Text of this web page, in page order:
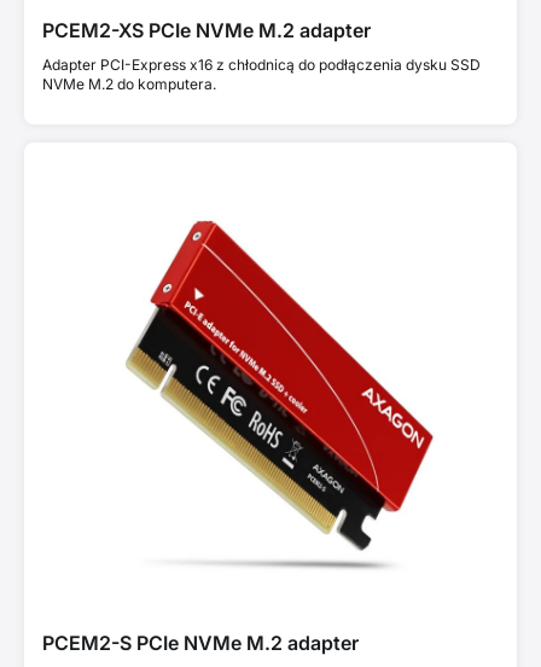
PCEM2-XS PCIe NVMe M.2 adapter
Adapter PCI-Express x16 z chłodnicą do podłączenia dysku SSD
NVMe M.2 do komputera.
PCEM2-S PCIe NVMe M.2 adapter